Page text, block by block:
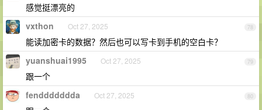
感觉挺漂亮的
78
vxthon Oct 27, 2025
能读加密卡的数据？然后也可以写卡到手机的空白卡？
79
yuanshuai1995 Oct 27, 2025
跟一个
80
fenddddddda Oct 27, 2025